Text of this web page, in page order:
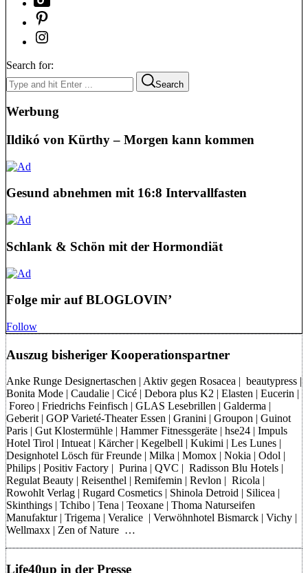
Search for:
Search
Werbung
Ildikó von Kürthy – Morgen kann kommen
Gesund abnehmen mit 16:8 Intervallfasten
Schlank & Schön mit der Hormondiät
Folge mir auf BLOGLOVIN’
Follow
Auszug bisheriger Kooperationspartner
Anke Runge Designertaschen | Aktiv gegen Rosacea | beautypress |
Bonita Mode | Caudalie | Cicé | Debora plus K2 | Elasten | Eucerin |
Foreo | Friedrichs Feinfisch | GLAS Lesebrillen | Galderma |
Geberit | GOP Varieté-Theater Essen | Granini | Groupon | Guinot
Paris | Gut Klostermühle | Hammer Fitnessgeräte | hse24 | Impuls
Hotel Tirol | Intueat | Kärcher | Kegelbell | Kukimi | Les Lunes |
Designhotel Lösch für Freunde | Milka | Momox | Nokia | Odol |
Philips | Positiv Factory | Purina | QVC | Radisson Blu Hotels |
Regulat Beauty | Reisenthel | Remifemin | Revlon | Ricola |
Rowohlt Verlag | Rugard Cosmetics | Shinola Detroid | Silicea |
Skinthings | Tchibo | Tena | Teoxane | Thoma Naturseifen
Manufaktur | Trigema | Veralice | Verwöhnhotel Bismarck | Vichy |
Wellmaxx | Zen of Nature …
Life40up in der Presse